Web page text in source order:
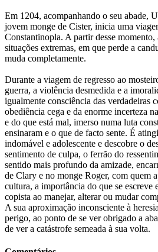
Em 1204, acompanhando o seu abade,
jovem monge de Cister, inicia uma
Constantinopla. A partir desse momento,
situações extremas, em que perde a
muda completamente.
Durante a viagem de regresso ao
guerra, a violência desmedida e a
igualmente consciência das verdadeiras
obediência cega e da enorme incerteza
e do que está mal, imerso numa luta
ensinaram e o que de facto sente. É
indomável e adolescente e descobre o
sentimento de culpa, o ferrão do
sentido mais profundo da amizade,
de Clary e no monge Roger, com quem
cultura, a importância do que se escreve
copista ao manejar, alterar ou mudar
A sua aproximação inconsciente à
perigo, ao ponto de se ver obrigado a
de ver a catástrofe semeada à sua volta.